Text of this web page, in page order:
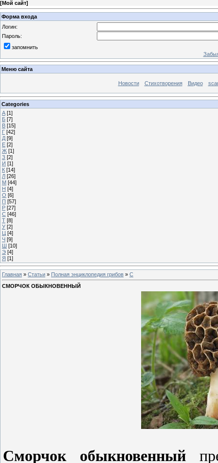
[Мой сайт]
Форма входа
Логин:
Пароль:
запомнить
Меню сайта
Новости Стихотворения Видео
Categories
А [1]
Б [7]
В [15]
Г [42]
Д [9]
Е [2]
Ж [1]
З [2]
И [1]
К [14]
Л [26]
М [44]
Н [4]
О [6]
П [57]
Р [27]
С [46]
Т [8]
У [2]
Ц [4]
Ч [9]
Ш [10]
Э [4]
Я [1]
Главная » Статьи » Полная энциклопедия грибов » С
СМОРЧОК ОБЫКНОВЕННЫЙ
Сморчок обыкновенный